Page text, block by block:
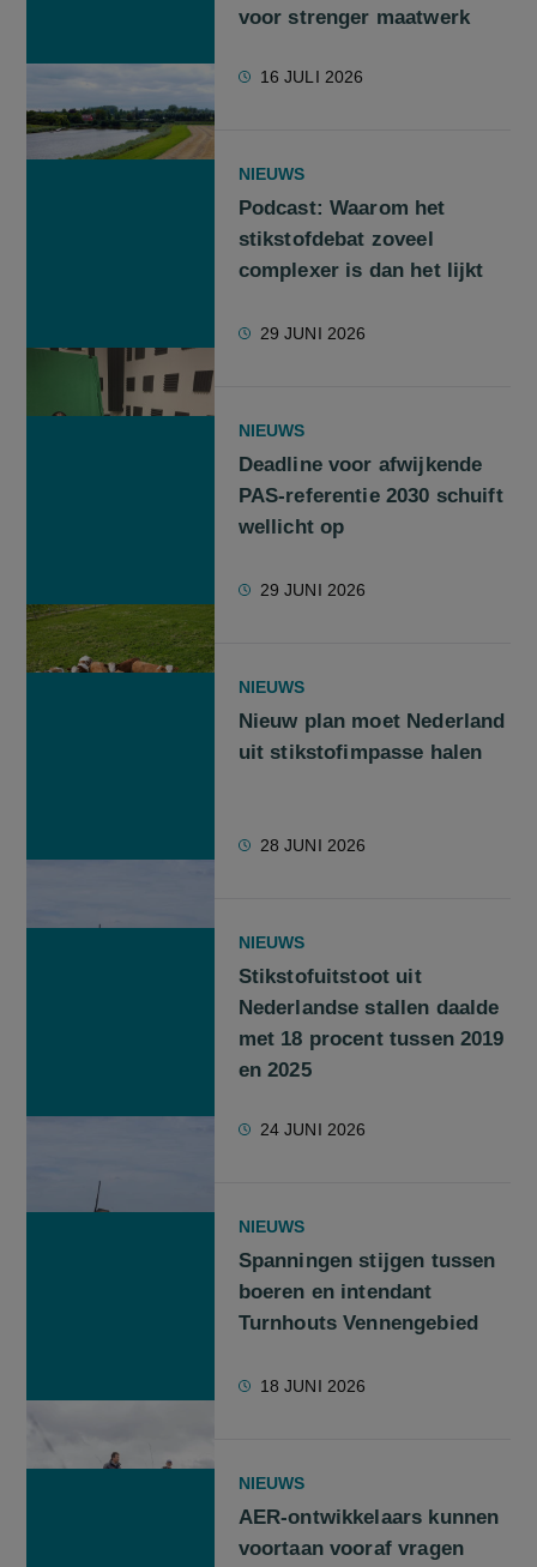
voor strenger maatwerk
16 JULI 2026
NIEUWS
Podcast: Waarom het
stikstofdebat zoveel
complexer is dan het lijkt
29 JUNI 2026
NIEUWS
Deadline voor afwijkende
PAS-referentie 2030 schuift
wellicht op
29 JUNI 2026
NIEUWS
Nieuw plan moet Nederland
uit stikstofimpasse halen
28 JUNI 2026
NIEUWS
Stikstofuitstoot uit
Nederlandse stallen daalde
met 18 procent tussen 2019
en 2025
24 JUNI 2026
NIEUWS
Spanningen stijgen tussen
boeren en intendant
Turnhouts Vennengebied
18 JUNI 2026
NIEUWS
AER-ontwikkelaars kunnen
voortaan vooraf vragen